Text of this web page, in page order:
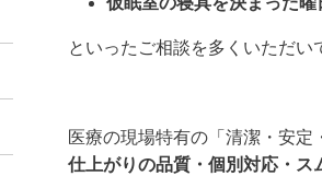
といったご相談を多くいただい
医療の現場特有の「清潔・安定
仕上がりの品質・個別対応・ス